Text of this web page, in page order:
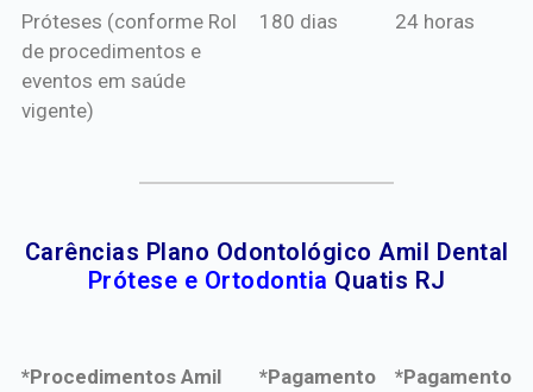
Próteses (conforme Rol
de procedimentos e
eventos em saúde
vigente)
180 dias 24 horas
Carências Plano Odontológico Amil Dental
Prótese e Ortodontia Quatis RJ
*Procedimentos Amil
*Pagamento
*Pagamento